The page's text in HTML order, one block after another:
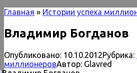
Главная » Истории успеха
Владимир Богданов
Опубликовано: 10.10.2012Рубрика:
миллионеровАвтор: Glavred